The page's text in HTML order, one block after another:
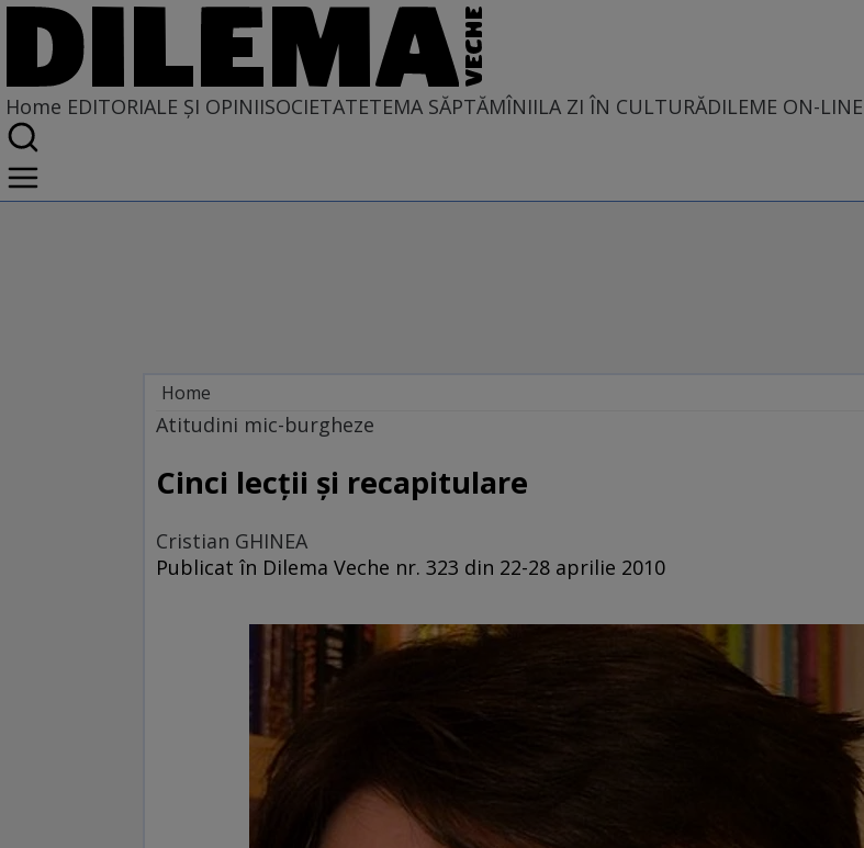
Home EDITORIALE ȘI OPINIISOCIETATETEMA SĂPTĂMÎNIILA ZI ÎN CULTURĂDILEME ON-LINE
Home
EDITORIALE ȘI OPINII
Atitudini mic-burgheze
Cinci lecţii şi recapitulare
Cristian GHINEA
Publicat în Dilema Veche nr. 323 din 22-28 aprilie 2010